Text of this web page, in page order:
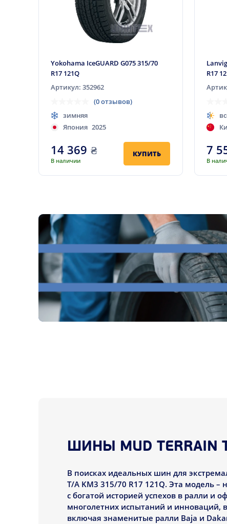
Yokohama IceGUARD G075 315/70
R17 121Q
Артикул: 352962
(0 отзывов)
зимняя
Япония 2025
14 369 ₴
В наличии
КУПИТЬ
R17
7
В
ШИНЫ MUD TERRAIN
В поисках идеальных шин для
T/A KM3 315/70 R17 121Q. Эта модель
с богатой историей успехов в ралли и
многолетних испытаний и инноваций,
включая знаменитые ралли Baja и